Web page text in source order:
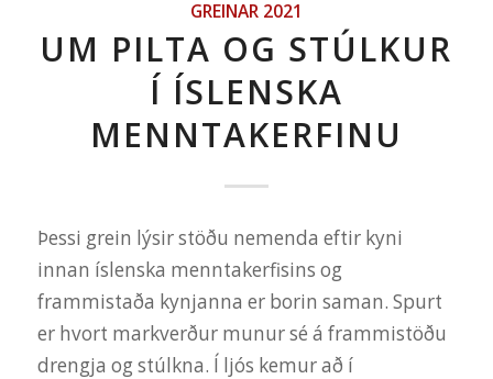
GREINAR 2021
UM PILTA OG STÚLKUR
Í ÍSLENSKA
MENNTAKERFINU
Þessi grein lýsir stöðu nemenda eftir kyni
innan íslenska menntakerfisins og
frammistaða kynjanna er borin saman. Spurt
er hvort markverður munur sé á frammistöðu
drengja og stúlkna. Í ljós kemur að í